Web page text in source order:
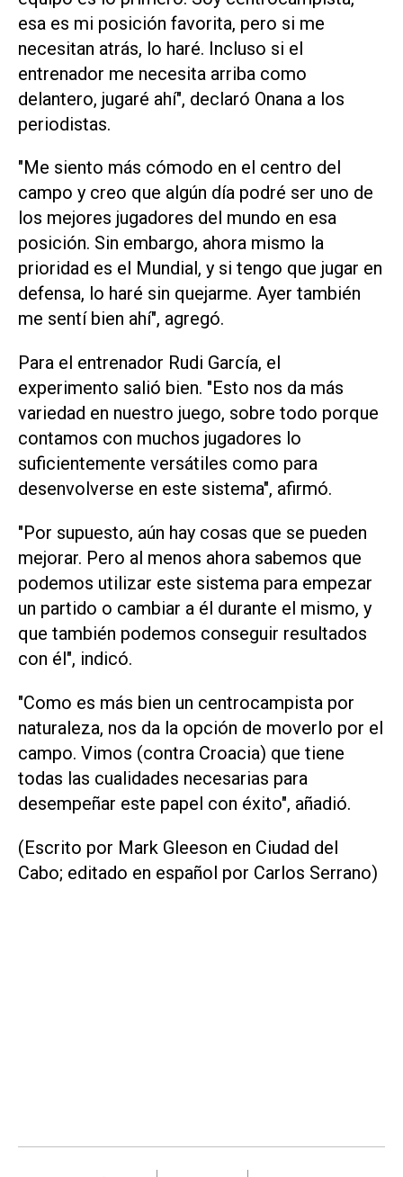
esa es mi posición favorita, ​pero si ‌me
necesitan atrás, lo haré. Incluso si el
entrenador me necesita arriba como
delantero, jugaré ahí", declaró Onana a los
periodistas.
"Me siento más cómodo en el centro del
campo y creo que ⁠algún día podré ser uno de
los mejores jugadores del mundo en esa
posición. Sin embargo, ahora mismo la
prioridad es el Mundial, y si tengo que jugar en
defensa, lo haré sin quejarme. Ayer también
me sentí bien ahí", agregó.
Para el entrenador Rudi García, el
experimento salió bien. "Esto ‌nos da más
variedad en nuestro juego, sobre todo porque
contamos con muchos jugadores lo
suficientemente versátiles como para
desenvolverse en este sistema", afirmó.
"Por supuesto, aún hay cosas que se pueden
mejorar. Pero al menos ahora sabemos que
podemos ‌utilizar este sistema para empezar
un partido o cambiar a él durante el mismo, y
que también podemos conseguir resultados
con ‌él", indicó.
"Como ⁠es más bien un centrocampista por
naturaleza, nos da la opción de moverlo por el
​campo. Vimos (contra Croacia) que tiene
todas las cualidades necesarias para
desempeñar este papel con éxito", añadió.
(Escrito por Mark Gleeson en Ciudad del
Cabo; editado en español por Carlos Serrano)